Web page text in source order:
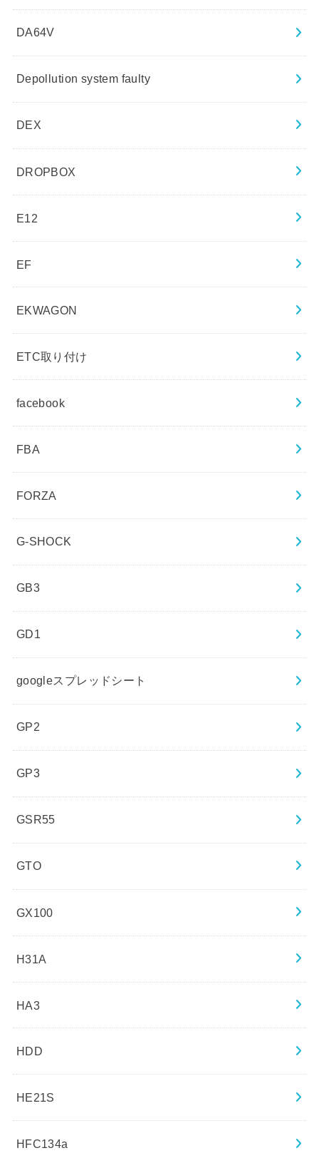
DA64V
Depollution system faulty
DEX
DROPBOX
E12
EF
EKWAGON
ETC取り付け
facebook
FBA
FORZA
G-SHOCK
GB3
GD1
googleスプレッドシート
GP2
GP3
GSR55
GTO
GX100
H31A
HA3
HDD
HE21S
HFC134a